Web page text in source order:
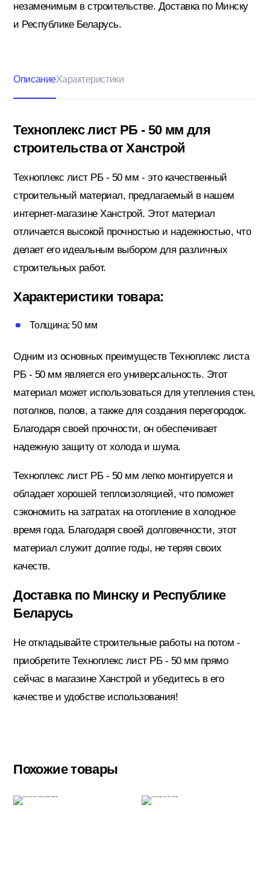
Крепеж; Метизы
Пены; Герметики; Клей
Плита OSB; Фанера; Клей для Паркета
Потолочный плинтус
Стеклохолст; Клей для обоев
Строительный инструмент
Утеплители и комплектующие
Электрика
незаменимым в строительстве. Доставка по Минску
и Республике Беларусь.
ОписаниеХарактеристики
Техноплекс лист РБ - 50 мм для
строительства от Ханстрой
Техноплекс лист РБ - 50 мм - это качественный
строительный материал, предлагаемый в нашем
интернет-магазине Ханстрой. Этот материал
отличается высокой прочностью и надежностью, что
делает его идеальным выбором для различных
строительных работ.
Характеристики товара:
Толщина: 50 мм
Одним из основных преимуществ Техноплекс листа
РБ - 50 мм является его универсальность. Этот
материал может использоваться для утепления стен,
потолков, полов, а также для создания перегородок.
Благодаря своей прочности, он обеспечивает
надежную защиту от холода и шума.
Техноплекс лист РБ - 50 мм легко монтируется и
обладает хорошей теплоизоляцией, что поможет
сэкономить на затратах на отопление в холодное
время года. Благодаря своей долговечности, этот
материал служит долгие годы, не теряя своих
качеств.
Доставка по Минску и Республике
Беларусь
Не откладывайте строительные работы на потом -
приобретите Техноплекс лист РБ - 50 мм прямо
сейчас в магазине Ханстрой и убедитесь в его
качестве и удобстве использования!
Похожие товары